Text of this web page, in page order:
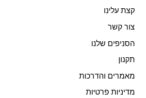
קצת עלינו
צור קשר
הסניפים שלנו
תקנון
מאמרים והדרכות
מדיניות פרטיות